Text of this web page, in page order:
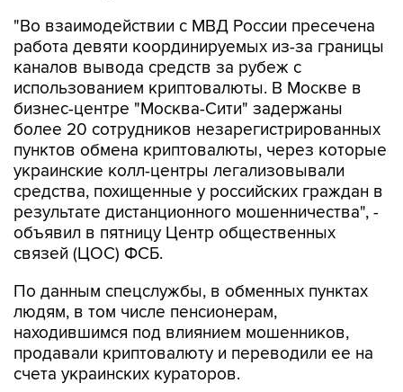
"Во взаимодействии с МВД России пресечена
работа девяти координируемых из-за границы
каналов вывода средств за рубеж с
использованием криптовалюты. В Москве в
бизнес-центре "Москва-Сити" задержаны
более 20 сотрудников незарегистрированных
пунктов обмена криптовалюты, через которые
украинские колл-центры легализовывали
средства, похищенные у российских граждан в
результате дистанционного мошенничества", -
объявил в пятницу Центр общественных
связей (ЦОС) ФСБ.
По данным спецслужбы, в обменных пунктах
людям, в том числе пенсионерам,
находившимся под влиянием мошенников,
продавали криптовалюту и переводили ее на
счета украинских кураторов.